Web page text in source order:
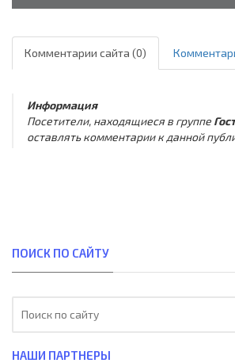
Комментарии сайта (0)
Информация
Посетители, находящиеся в группе
оставлять комментарии к данной
ПОИСК ПО САЙТУ
НАШИ ПАРТНЕРЫ